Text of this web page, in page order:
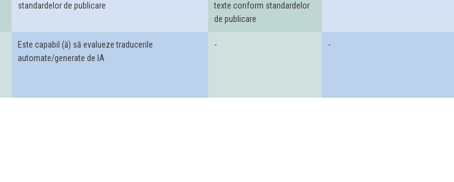
standardelor de publicare
texte conform standardelor
de publicare
Este capabil (ă) să evalueze traducerile
automate/generate de IA
- -